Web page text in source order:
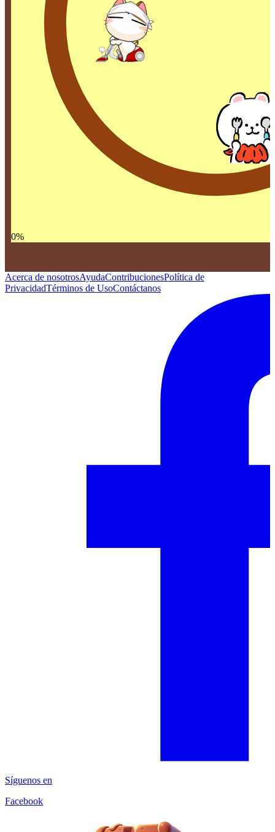
0%
Acerca de nosotrosAyudaContribucionesPolítica de
PrivacidadTérminos de UsoContáctanos
Síguenos en
Facebook